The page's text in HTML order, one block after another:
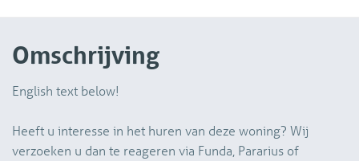
Omschrijving
English text below!
Heeft u interesse in het huren van deze woning? Wij
verzoeken u dan te reageren via Funda, Pararius of